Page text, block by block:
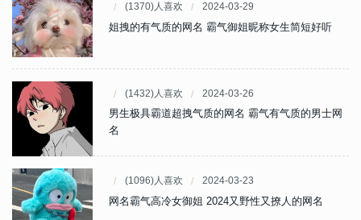
(1370)人喜欢 2024-03-29
姐拽的有气质的网名 霸气御姐昵称女生简短好听
(1432)人喜欢 2024-03-26
男生极具霸道超拽气质的网名 霸气有气质的男士网
名
(1096)人喜欢 2024-03-23
网名霸气高冷女御姐 2024又野性又撩人的网名